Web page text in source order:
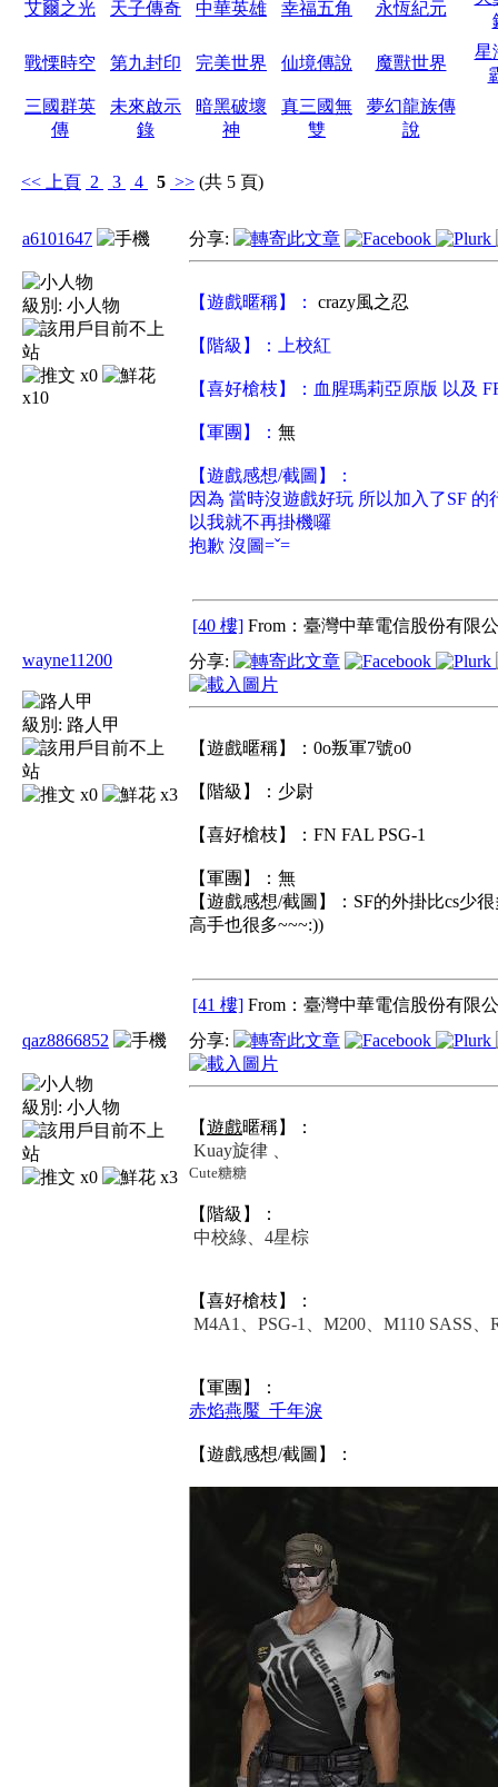
艾爾之光 天子傳奇 中華英雄 幸福五角 永恆紀元
戰慄時空 第九封印 完美世界 仙境傳說 魔獸世界
星
三國群英
傳
未來啟示
錄
暗黑破壞
神
真三國無
雙
夢幻龍族傳
說
<< 上頁 2 3 4 5 >> (共 5 頁)
a6101647
級別: 小人物
x0
x10
分享:
【遊戲暱稱】： crazy風之忍
【階級】：上校紅
【喜好槍枝】：血腥瑪莉亞原版 以及
【軍團】： 無
【遊戲感想/截圖】：
因為 當時沒遊戲好玩 所以加入了SF
以我就不再掛機囉
抱歉 沒圖=ˇ=
[40 樓] From：臺灣中華電信股份有限
wayne11200
級別: 路人甲
x0 x3
分享:
【遊戲暱稱】：0o叛軍7號o0
【階級】：少尉
【喜好槍枝】：FN FAL PSG-1
【軍團】：無
【遊戲感想/截圖】：SF的外掛比cs少
高手也很多~~~:))
[41 樓] From：臺灣中華電信股份有限
qaz8866852
級別: 小人物
x0 x3
分享:
【遊戲暱稱】：
Kuay旋律 、
Cute糖糖
【階級】：
中校綠、4星棕
【喜好槍枝】：
M4A1、PSG-1、M200、M110 SASS
【軍團】：
赤焰燕魘_千年淚
【遊戲感想/截圖】：